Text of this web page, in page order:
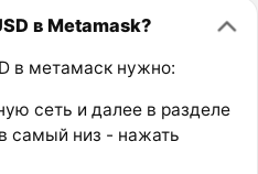
в Metamask?
в метамаск нужно:
сеть и далее в разделе
самый низ - нажать